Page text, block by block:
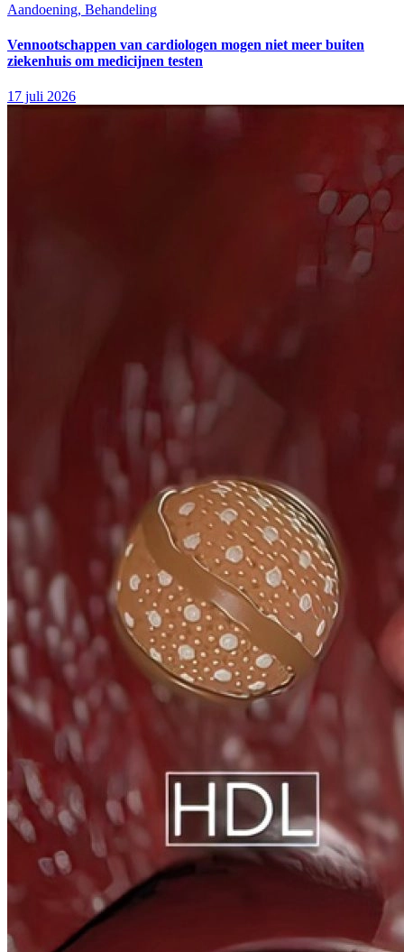
Aandoening, Behandeling
Vennootschappen van cardiologen mogen niet meer buiten
ziekenhuis om medicijnen testen
17 juli 2026